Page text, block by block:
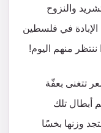
والنزوح
الإبادة في فلسطين
منهم اليوم!
تتغنى بعفّة
أبطال تلك
وزنها بخسًا